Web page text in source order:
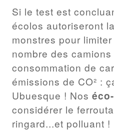
Si le test est
écolos autoriseront
monstres pour
nombre des
consommation de
émissions de CO² :
Ubuesque ! Nos
considérer le
ringard...et polluant !